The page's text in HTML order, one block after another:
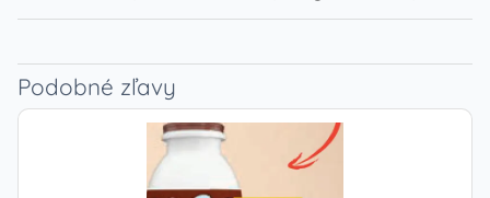
Podobné zľavy